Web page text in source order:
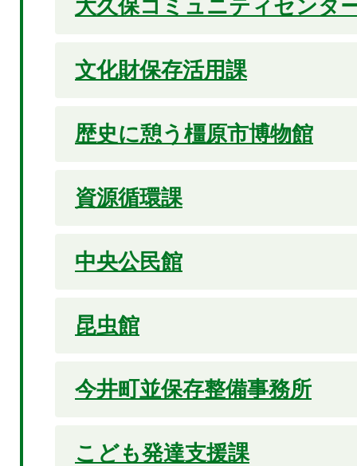
大久保コミュニティセンタ
文化財保存活用課
歴史に憩う橿原市博物館
資源循環課
中央公民館
昆虫館
今井町並保存整備事務所
こども発達支援課